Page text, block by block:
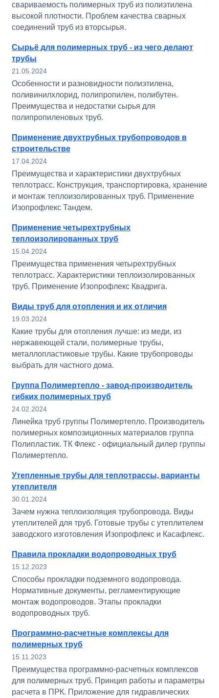
свариваемость полимерных труб из полиэтилена
высокой плотности. Проблем качества сварных
соединений труб из вторсырья.
Сырьё для полимерных труб - из чего делают
трубы
21.05.2024
Особенности и разновидности полиэтилена,
поливинилхлорид, полипропилен, полибутен.
Преимущества и недостатки сырья для
полипропиленовых труб.
Применение двухтрубных трубопроводов в
строительстве
17.04.2024
Преимущества и характеристики двухтрубных
теплотрасс. Конструкция, транспортировка, хранение
и монтаж теплоизолированных труб. Применение
Изопрофлекс Тандем.
Применение четырехтрубных
теплоизолированных труб
15.04.2024
Преимущества применения четырехтрубных
теплотрасс. Характеристики теплоизолированных
труб. Применение Изопрофлекс Квадрига.
Виды труб для отопления и их отличия
19.03.2024
Какие трубы для отопления лучше: из меди, из
нержавеющей стали, полимерные трубы,
металлопластиковые трубы. Какие трубопроводы
выбрать для частного дома.
Группа Полимертепло - завод-производитель
гибких полимерных труб
24.02.2024
Линейка труб группы Полимертепло. Производитель
полимерных композиционных материалов группа
Полипластик. ТК Флекс - официальный дилер группы
Полимертепло.
Утепленные трубы для теплотрассы, варианты
утеплителя
30.01.2024
Зачем нужна теплоизоляция трубопровода. Виды
утеплителей для труб. Готовые трубы с утеплителем
заводского изготовления Изопрофлекс и Касафлекс.
Правила прокладки водопроводных труб
15.12.2023
Способы прокладки подземного водопровода.
Нормативные документы, регламентирующие
монтаж водопроводов. Этапы прокладки
водопроводных труб.
Программно-расчетные комплексы для
полимерных труб
15.11.2023
Преимущества программно-расчетных комплексов
для полимерных труб. Принцип работы и параметры
расчета в ПРК. Приложение для гидравлических